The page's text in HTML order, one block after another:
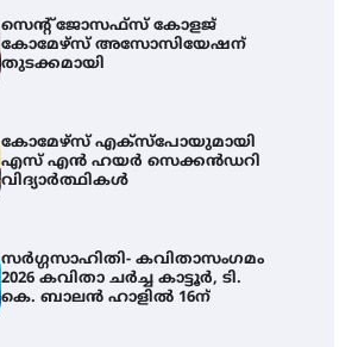
സെന്റ് ജോസഫ്സ് കോളജ്
കോമേഴ്‌സ് അസോസിയേഷന്
തുടക്കമായി
കോമേഴ്സ് എക്സ്പോയുമായി
എസ് എൻ ഹയർ സെക്കൻഡറി
വിദ്യാർത്ഥികൾ
സർഗ്ഗസാഹിതി- കവിതാസംഗമം
2026 കവിതാ ചർച്ച കാട്ടൂർ, ടി.
കെ. ബാലൻ ഹാളിൽ 16ന്